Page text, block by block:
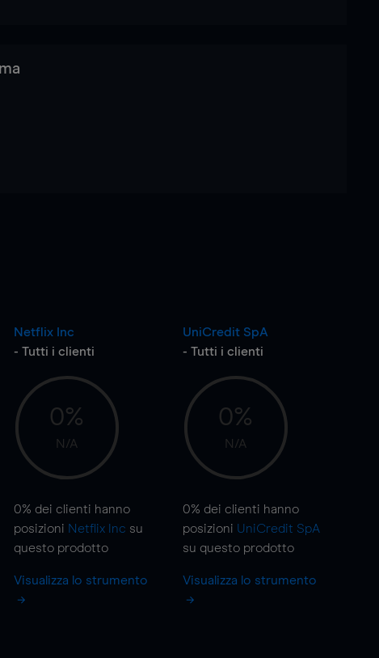
Netflix Inc
- Tutti i clienti
0%
N/A
0% dei clienti hanno
posizioni Netflix Inc su
questo prodotto
Visualizza lo strumento
UniCredit SpA
- Tutti i clienti
0%
N/A
0% dei clienti hanno
posizioni UniCredit SpA
su questo prodotto
Visualizza lo strumento